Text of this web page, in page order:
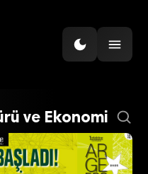
ve Ekonomi